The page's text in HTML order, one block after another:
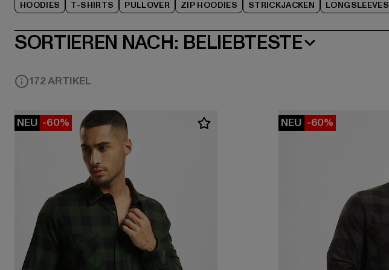
HOODIES T-SHIRTS PULLOVER ZIP HOODIES STRICKJACKEN LONGSLEEVES
SORTIEREN NACH: BELIEBTESTE
172 ARTIKEL
NEU -60% NEU -60%